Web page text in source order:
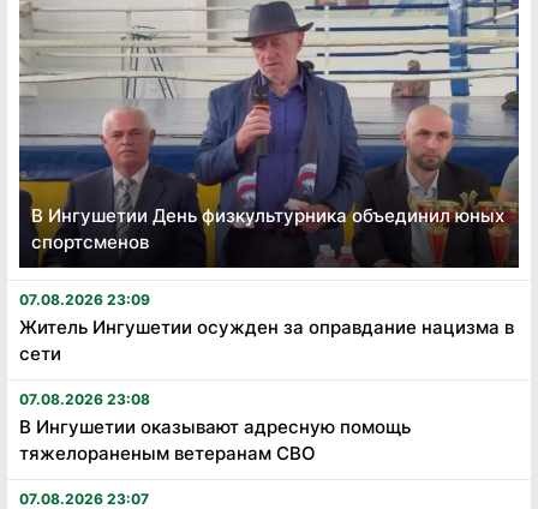
В Ингушетии День физкультурника объединил юных
спортсменов
07.08.2026 23:09
Житель Ингушетии осужден за оправдание нацизма в
сети
07.08.2026 23:08
В Ингушетии оказывают адресную помощь
тяжелораненым ветеранам СВО
07.08.2026 23:07